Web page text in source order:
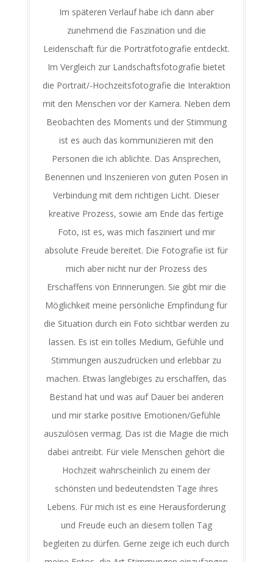
Im späteren Verlauf habe ich dann aber
zunehmend die Faszination und die
Leidenschaft für die Porträtfotografie entdeckt.
Im Vergleich zur Landschaftsfotografie bietet
die Portrait/-Hochzeitsfotografie die Interaktion
mit den Menschen vor der Kamera. Neben dem
Beobachten des Moments und der Stimmung
ist es auch das kommunizieren mit den
Personen die ich ablichte. Das Ansprechen,
Benennen und Inszenieren von guten Posen in
Verbindung mit dem richtigen Licht. Dieser
kreative Prozess, sowie am Ende das fertige
Foto, ist es, was mich fasziniert und mir
absolute Freude bereitet. Die Fotografie ist für
mich aber nicht nur der Prozess des
Erschaffens von Erinnerungen. Sie gibt mir die
Möglichkeit meine persönliche Empfindung für
die Situation durch ein Foto sichtbar werden zu
lassen. Es ist ein tolles Medium, Gefühle und
Stimmungen auszudrücken und erlebbar zu
machen. Etwas langlebiges zu erschaffen, das
Bestand hat und was auf Dauer bei anderen
und mir starke positive Emotionen/Gefühle
auszulösen vermag. Das ist die Magie die mich
dabei antreibt. Für viele Menschen gehört die
Hochzeit wahrscheinlich zu einem der
schönsten und bedeutendsten Tage ihres
Lebens. Für mich ist es eine Herausforderung
und Freude euch an diesem tollen Tag
begleiten zu dürfen. Gerne zeige ich euch durch